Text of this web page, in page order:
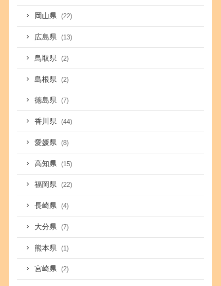
岡山県 (22)
広島県 (13)
鳥取県 (2)
島根県 (2)
徳島県 (7)
香川県 (44)
愛媛県 (8)
高知県 (15)
福岡県 (22)
長崎県 (4)
大分県 (7)
熊本県 (1)
宮崎県 (2)